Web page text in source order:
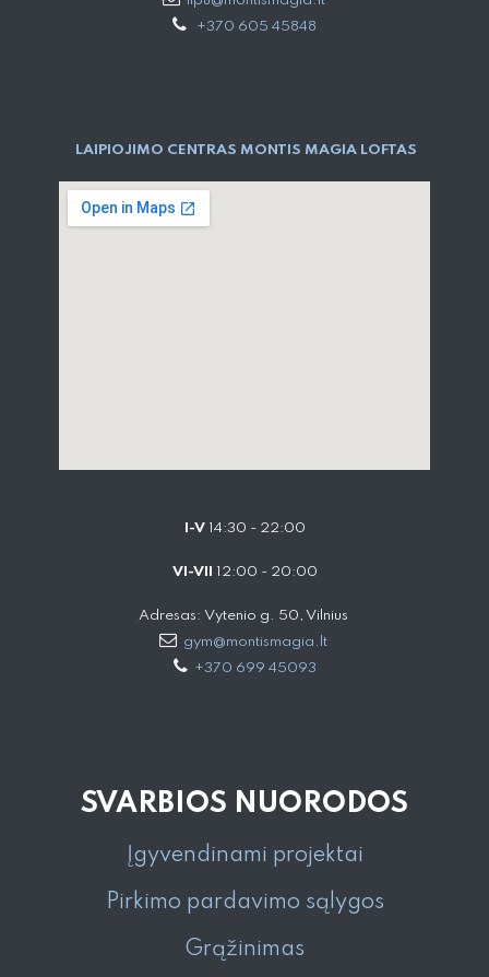
+370 605 45848
LAIPIOJIMO CENTRAS MONTIS MAGIA LOFTAS
I-V14:30 - 22:00
VI-VII 12:00 - 20:00
Adresas: Vytenio g. 50, Vilnius
gym@montismagia.lt
+370 699 45093
SVARBIOS NUORODOS
Įgyvendinami projektai
Pirkimo pardavimo sąlygos
Grąžinimas